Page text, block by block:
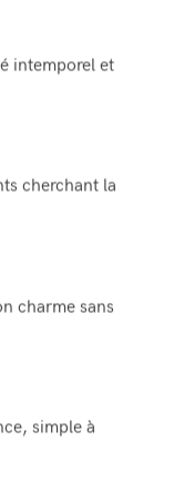
intemporel et
cherchant la
charme sans
simple à